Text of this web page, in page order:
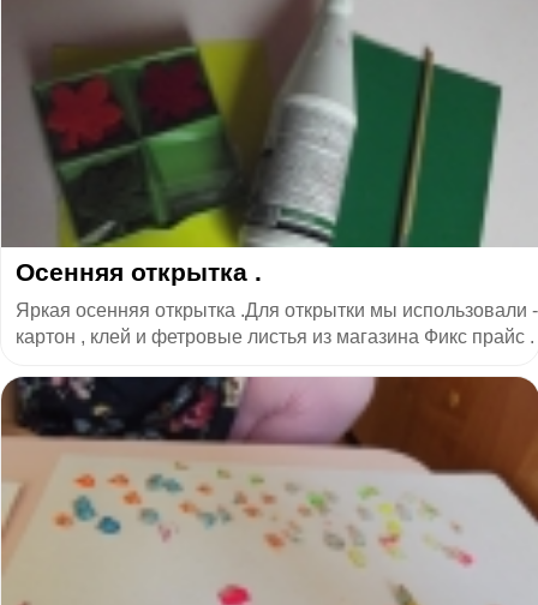
Осенняя открытка .
Яркая осенняя открытка .Для открытки мы использовали -
картон , клей и фетровые листья из магазина Фикс прайс .